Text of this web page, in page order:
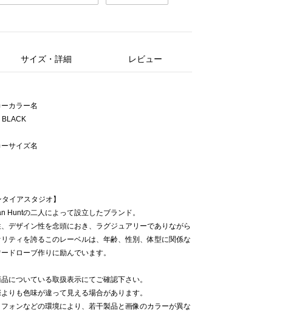
サイズ・詳細 レビュー
カラー名
BLACK
サイズ名
イアスタジオ】
Huntの二人によって設立したブランド。
デザイン性を念頭におき、ラグジュアリーでありながら
ティを誇るこのレーベルは、年齢、性別、体型に関係な
ドローブ作りに励んでいます。
についている取扱表示にてご確認下さい。
りも色味が違って見える場合があります。
ォンなどの環境により、若干製品と画像のカラーが異な